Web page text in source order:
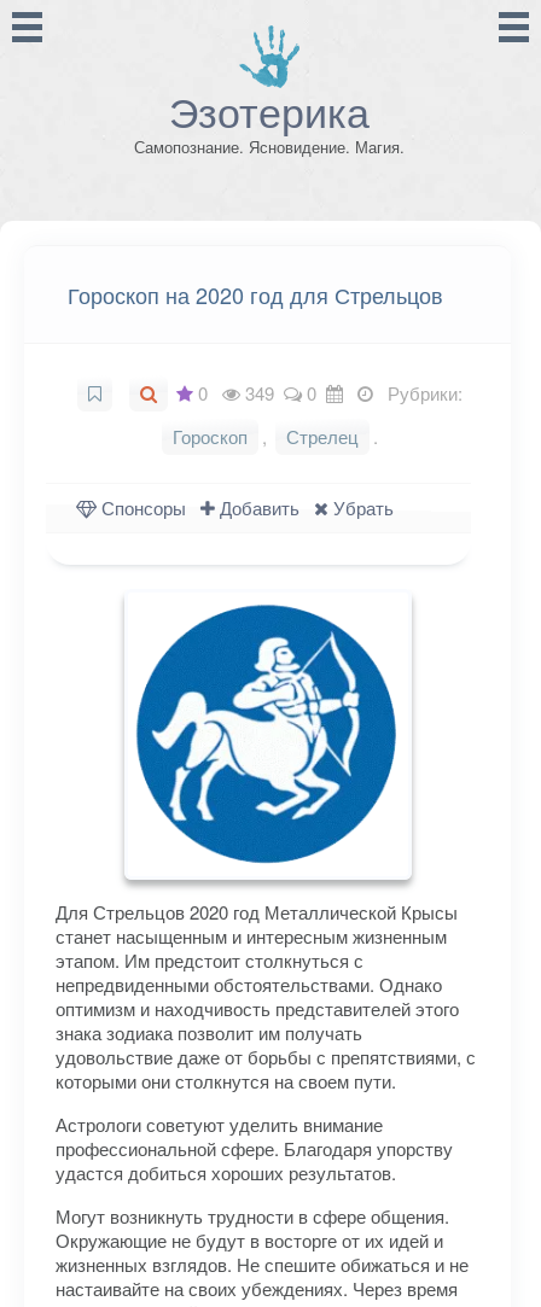
Эзотерика
Самопознание. Ясновидение. Магия.
Гороскоп на 2020 год для Стрельцов
0 349 0
Рубрики:
Гороскоп
, Стрелец .
Спонсоры Добавить Убрать
Для Стрельцов 2020 год Металлической Крысы
станет насыщенным и интересным жизненным
этапом. Им предстоит столкнуться с
непредвиденными обстоятельствами. Однако
оптимизм и находчивость представителей этого
знака зодиака позволит им получать
удовольствие даже от борьбы с препятствиями, с
которыми они столкнутся на своем пути.
Астрологи советуют уделить внимание
профессиональной сфере. Благодаря упорству
удастся добиться хороших результатов.
Могут возникнуть трудности в сфере общения.
Окружающие не будут в восторге от их идей и
жизненных взглядов. Не спешите обижаться и не
настаивайте на своих убеждениях. Через время